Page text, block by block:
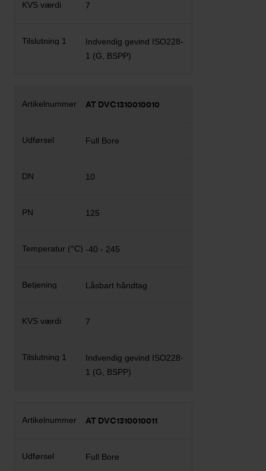
7
Indvendig gevind ISO228-
1 (G, BSPP)
AT DVC1310010010
Full Bore
10
125
-40 - 245
Låsbart håndtag
7
Indvendig gevind ISO228-
1 (G, BSPP)
AT DVC1310010011
Full Bore